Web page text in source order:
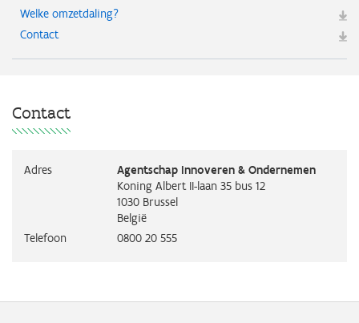
Welke omzetdaling?
Contact
Contact
Adres
Agentschap Innoveren & Ondernemen
Koning Albert II-laan 35 bus 12
1030 Brussel
België
Telefoon
0800 20 555